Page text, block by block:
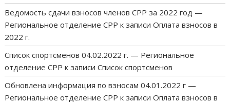
Ведомость сдачи взносов членов СРР за 2022 год —
Региональное отделение СРР к записиОплата взносов в
2022 г.
Список спортсменов 04.02.2022 г. — Региональное
отделение СРР к записиСписок спортсменов
Обновлена информация по взносам 04.01.2022 г —
Региональное отделение СРР к записиОплата взносов в